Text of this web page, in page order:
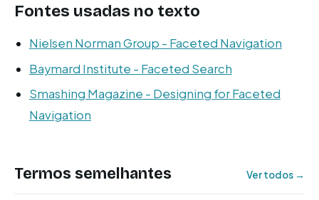
Fontes usadas no texto
Nielsen Norman Group - Faceted Navigation
Baymard Institute - Faceted Search
Smashing Magazine - Designing for Faceted
Navigation
Termos semelhantes Ver todos →